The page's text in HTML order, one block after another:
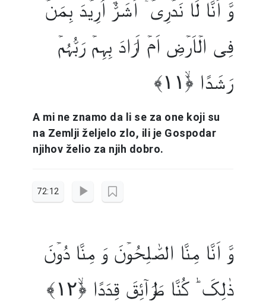
وَّ اَنَّا لَا نَدۡرِیۡۤ اَشَرٌّ اُرِیۡدَ بِمَنۡ
فِی الۡاَرۡضِ اَمۡ اَرَادَ بِہِمۡ رَبُّہُمۡ
رَشَدًا ﴿ۙ۱۱﴾
A mi ne znamo da li se za one koji su
na Zemlji željelo zlo, ili je Gospodar
njihov želio za njih dobro.
72:12
وَّ اَنَّا مِنَّا الصّٰلِحُوۡنَ وَ مِنَّا دُوۡنَ
ذٰلِکَ ؕ کُنَّا طَرَآئِقَ قِدَدًا ﴿ۙ۱۲﴾